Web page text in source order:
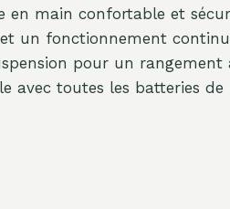
en main confortable et
un fonctionnement
pour un rangement
avec toutes les batteries de